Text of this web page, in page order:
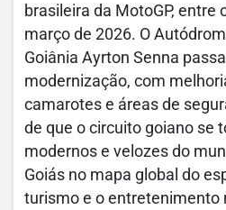
brasileira da MotoGP, entre
março de 2026. O
Goiânia Ayrton Senna
modernização, com
camarotes e áreas de
de que o circuito goiano se
modernos e velozes do
Goiás no mapa global do
turismo e o entretenimento